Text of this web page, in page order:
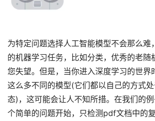
为特定问题选择人工智能模型不会那么难
的机器学习任务，比如分类，优秀的老随
您失望。但是，当你进入深度学习的世界
这么多不同的模型(它们都以自己的方式
态)，这可能会让人不知所措。在我们的
个简单的问题开始，只检测pdf文档中的